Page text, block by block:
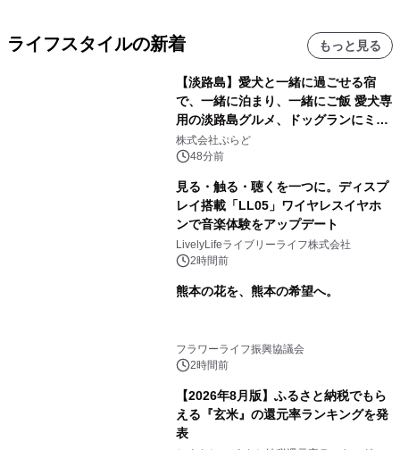
ライフスタイルの新着 もっと見る
【淡路島】愛犬と一緒に過ごせる宿
で、一緒に泊まり、一緒にご飯 愛犬専
用の淡路島グルメ、ドッグランにミニ
プール グランピングとトレーラーハウ
スの2施設で
株式会社ぷらど
48分前
見る・触る・聴くを一つに。ディスプ
レイ搭載「LL05」ワイヤレスイヤホ
ンで音楽体験をアップデート
LivelyLifeライブリーライフ株式会社
2時間前
熊本の花を、熊本の希望へ。
フラワーライフ振興協議会
2時間前
【2026年8月版】ふるさと納税でもら
える『玄米』の還元率ランキングを発
表